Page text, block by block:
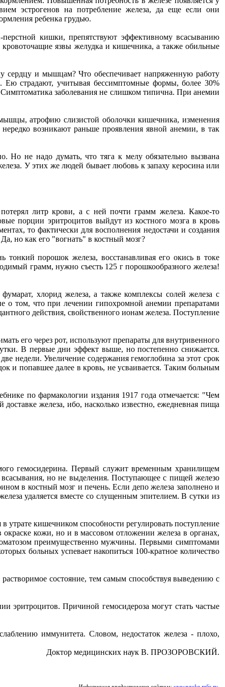
эстрогенов на потребление железа, да еще если они
ребенка грудью.
кишки, препятствуют эффективному всасыванию
язвы желудка и кишечника, а также обильные
сердцу и мышцам? Что обеспечивает напряженную работу
Ею страдают, учитывая бессимптомные формы, более 30%
Симптоматика заболевания не слишком типична. При анемии
атрофию слизистой оболочки кишечника, изменения
возникают раньше проявления явной анемии, в так
Но не надо думать, что тяга к мелу обязательно вызвана
У этих же людей бывает любовь к запаху керосина или
литр крови, а с ней почти грамм железа. Какое-то
порции эритроцитов выйдут из костного мозга в кровь
то фактически для восполнения недостачи и создания
но как его "вогнать" в костный мозг?
порошок железа, восстанавливая его окись в токе
грамм, нужно съесть 125 г порошкообразного железа!
хлорид железа, а также комплексы солей железа с
о том, что при лечении гипохромной анемии препаратами
действия, свойственного ионам железа. Поступление
его через рот, используют препараты для внутривенного
В первые дни эффект выше, но постепенно снижается.
недели. Увеличение содержания гемоглобина за этот срок
и попавшее далее в кровь, не усваивается. Таким больным
по фармакологии издания 1917 года отмечается: "Чем
железа, ибо, насколько известно, ежедневная пища
гемосидерина. Первый служит временным хранилищем
всасывания, но не выделения. Поступающее с пищей железо
в костный мозг и печень. Если депо железа заполнено и
удаляется вместе со слущенным эпителием. В сутки из
утрате кишечником способности регулировать поступление
окраске кожи, но и в массовом отложении железа в органах,
преимущественно мужчины. Первыми симптомами
больных успевает накопиться 100-кратное количество
состояние, тем самым способствуя выведению с
эритроцитов. Причиной гемосидероза могут стать частые
иммунитета. Словом, недостаток железа - плохо,
Доктор медицинских наук В. ПРОЗОРОВСКИЙ.